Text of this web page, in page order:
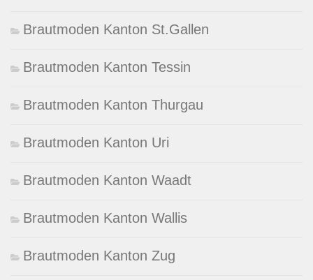
Brautmoden Kanton St.Gallen
Brautmoden Kanton Tessin
Brautmoden Kanton Thurgau
Brautmoden Kanton Uri
Brautmoden Kanton Waadt
Brautmoden Kanton Wallis
Brautmoden Kanton Zug